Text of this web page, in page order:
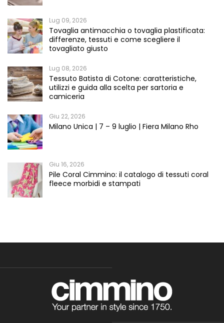
Lug 09, 2026
Tovaglia antimacchia o tovaglia plastificata:
differenze, tessuti e come scegliere il
tovagliato giusto
Lug 08, 2026
Tessuto Batista di Cotone: caratteristiche,
utilizzi e guida alla scelta per sartoria e
camiceria
Giu 22, 2026
Milano Unica | 7 – 9 luglio | Fiera Milano Rho
Giu 16, 2026
Pile Coral Cimmino: il catalogo di tessuti coral
fleece morbidi e stampati